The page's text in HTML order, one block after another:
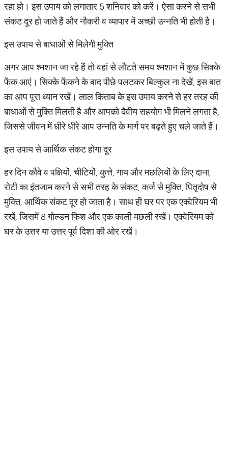
रहा हो। इस उपाय को लगातार 5 शनिवार को करें। ऐसा करने से सभी
संकट दूर हो जाते हैं और नौकरी व व्यापार में अच्छी उन्नति भी होती है।
इस उपाय से बाधाओं से मिलेगी मुक्ति
अगर आप श्मशान जा रहे हैं तो वहां से लौटते समय श्मशान में कुछ सिक्के
फेंक आएं। सिक्के फेंकने के बाद पीछे पलटकर बिल्कुल ना देखें, इस बात
का आप पूरा ध्यान रखें। लाल किताब के इस उपाय करने से हर तरह की
बाधाओं से मुक्ति मिलती है और आपको दैवीय सहयोग भी मिलने लगता है,
जिससे जीवन में धीरे धीरे आप उन्नति के मार्ग पर बढ़ते हुए चले जाते हैं।
इस उपाय से आर्थिक संकट होगा दूर
हर दिन कौवे व पक्षियों, चीटियों, कुत्ते, गाय और मछलियों के लिए दाना,
रोटी का इंतजाम करने से सभी तरह के संकट, कर्ज से मुक्ति, पितृदोष से
मुक्ति, आर्थिक संकट दूर हो जाता है। साथ ही घर पर एक एक्वेरियम भी
रखें, जिसमें 8 गोल्डन फिश और एक काली मछली रखें। एक्वेरियम को
घर के उत्तर या उत्तर पूर्व दिशा की ओर रखें।